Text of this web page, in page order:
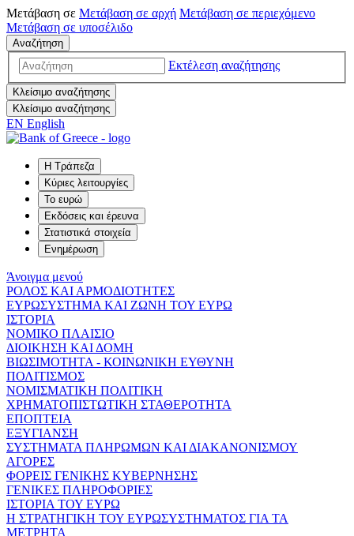
Μετάβαση σε Μετάβαση σε αρχή Μετάβαση σε περιεχόμενο
Μετάβαση σε υποσέλιδο
Αναζήτηση
Εκτέλεση αναζήτησης
Κλείσιμο αναζήτησης
Κλείσιμο αναζήτησης
EN English
Η Τράπεζα
Κύριες λειτουργίες
Το ευρώ
Εκδόσεις και έρευνα
Στατιστικά στοιχεία
Ενημέρωση
Άνοιγμα μενού
ΡΟΛΟΣ ΚΑΙ ΑΡΜΟΔΙΟΤΗΤΕΣ
ΕΥΡΩΣΥΣΤΗΜΑ ΚΑΙ ΖΩΝΗ ΤΟΥ ΕΥΡΩ
ΙΣΤΟΡΙΑ
ΝΟΜΙΚΟ ΠΛΑΙΣΙΟ
ΔΙΟΙΚΗΣΗ ΚΑΙ ΔΟΜΗ
ΒΙΩΣΙΜΟΤΗΤΑ - ΚΟΙΝΩΝΙΚΗ ΕΥΘΥΝΗ
ΠΟΛΙΤΙΣΜΟΣ
ΝΟΜΙΣΜΑΤΙΚΗ ΠΟΛΙΤΙΚΗ
ΧΡΗΜΑΤΟΠΙΣΤΩΤΙΚΗ ΣΤΑΘΕΡΟΤΗΤΑ
ΕΠΟΠΤΕΙΑ
ΕΞΥΓΙΑΝΣΗ
ΣΥΣΤΗΜΑΤΑ ΠΛΗΡΩΜΩΝ ΚΑΙ ΔΙΑΚΑΝΟΝΙΣΜΟΥ
ΑΓΟΡΕΣ
ΦΟΡΕΙΣ ΓΕΝΙΚΗΣ ΚΥΒΕΡΝΗΣΗΣ
ΓΕΝΙΚΕΣ ΠΛΗΡΟΦΟΡΙΕΣ
ΙΣΤΟΡΙΑ ΤΟΥ ΕΥΡΩ
Η ΣΤΡΑΤΗΓΙΚΗ ΤΟΥ ΕΥΡΩΣΥΣΤΗΜΑΤΟΣ ΓΙΑ ΤΑ
ΜΕΤΡΗΤΑ